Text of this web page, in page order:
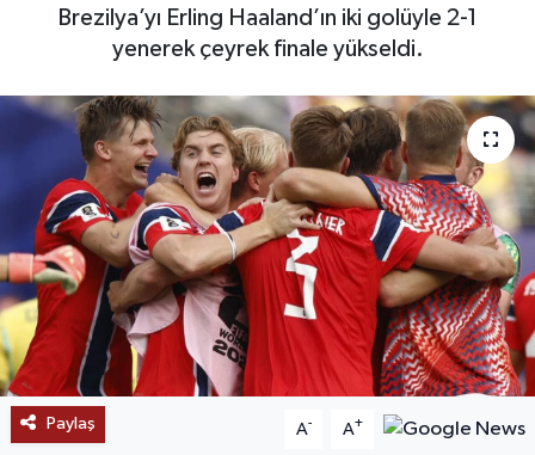
Brezilya’yı Erling Haaland’ın iki golüyle 2-1
yenerek çeyrek finale yükseldi.
Paylaş A- A+
EKONOMİ
MAGAZİN
SAĞLIK
EĞİTİM
BÖLGE
KEŞFET
POPÜLER
Tüm Manşetler
Haber Arşivi